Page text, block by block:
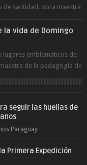
santidad, obra maestra
vida de Domingo
lugares emblemáticos de
de la pedagogía de
seguir las huellas de
Paraguay
Primera Expedición